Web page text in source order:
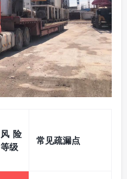
风险
等级
常见疏漏点